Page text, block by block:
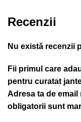
Recenzii
Nu există recenzii
Fii primul care
pentru curatat
Adresa ta de
obligatorii sunt